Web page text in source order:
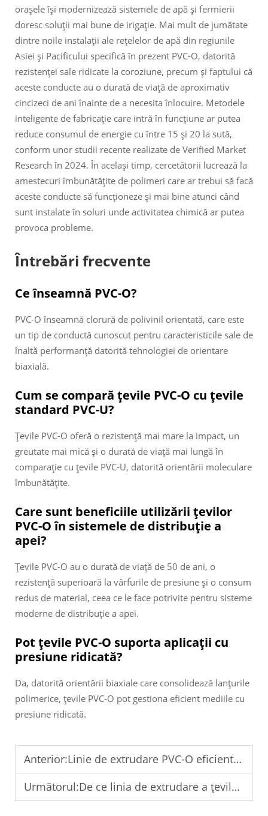
orașele își modernizează sistemele de apă și fermierii
doresc soluții mai bune de irigație. Mai mult de jumătate
dintre noile instalații ale rețelelor de apă din regiunile
Asiei și Pacificului specifică în prezent PVC-O, datorită
rezistenței sale ridicate la coroziune, precum și faptului că
aceste conducte au o durată de viață de aproximativ
cincizeci de ani înainte de a necesita înlocuire. Metodele
inteligente de fabricație care intră în funcțiune ar putea
reduce consumul de energie cu între 15 și 20 la sută,
conform unor studii recente realizate de Verified Market
Research în 2024. În același timp, cercetătorii lucrează la
amestecuri îmbunătățite de polimeri care ar trebui să facă
aceste conducte să funcționeze și mai bine atunci când
sunt instalate în soluri unde activitatea chimică ar putea
provoca probleme.
Întrebări frecvente
Ce înseamnă PVC-O?
PVC-O înseamnă clorură de polivinil orientată, care este
un tip de conductă cunoscut pentru caracteristicile sale de
înaltă performanță datorită tehnologiei de orientare
biaxială.
Cum se compară țevile PVC-O cu țevile
standard PVC-U?
Țevile PVC-O oferă o rezistență mai mare la impact, un
greutate mai mică și o durată de viață mai lungă în
comparație cu țevile PVC-U, datorită orientării moleculare
îmbunătățite.
Care sunt beneficiile utilizării țevilor
PVC-O în sistemele de distribuție a
apei?
Țevile PVC-O au o durată de viață de 50 de ani, o
rezistență superioară la vârfurile de presiune și o consum
redus de material, ceea ce le face potrivite pentru sisteme
moderne de distribuție a apei.
Pot țevile PVC-O suporta aplicații cu
presiune ridicată?
Da, datorită orientării biaxiale care consolidează lanțurile
polimerice, țevile PVC-O pot gestiona eficient mediile cu
presiune ridicată.
Anterior:Linie de extrudare PVC-O eficientă din punct de vedere energetic pentru creștere durabilă
Următorul:De ce linia de extrudare a țevilor PVC-O asigură durabilitate în condiții extreme